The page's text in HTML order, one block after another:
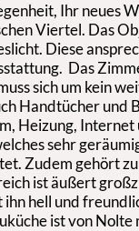
Ihr neues
Viertel. Das
Diese
Das
sich um kein
Handtücher
Heizung,
sehr
Zudem gehört
ist äußert
ihn hell und
ist von